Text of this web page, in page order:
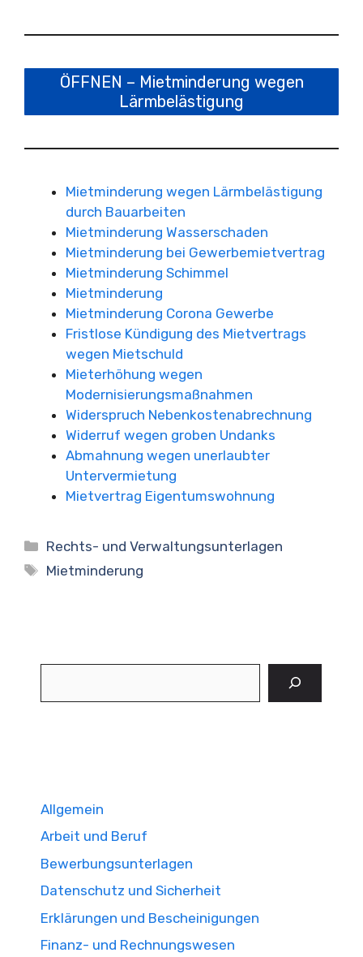
ÖFFNEN – Mietminderung wegen
Lärmbelästigung
Mietminderung wegen Lärmbelästigung
durch Bauarbeiten
Mietminderung Wasserschaden
Mietminderung bei Gewerbemietvertrag
Mietminderung Schimmel
Mietminderung
Mietminderung Corona Gewerbe
Fristlose Kündigung des Mietvertrags
wegen Mietschuld
Mieterhöhung wegen
Modernisierungsmaßnahmen
Widerspruch Nebenkostenabrechnung
Widerruf wegen groben Undanks
Abmahnung wegen unerlaubter
Untervermietung
Mietvertrag Eigentumswohnung
Kategorien
Rechts- und Verwaltungsunterlagen
Schlagwörter
Mietminderung
Allgemein
Arbeit und Beruf
Bewerbungsunterlagen
Datenschutz und Sicherheit
Erklärungen und Bescheinigungen
Finanz- und Rechnungswesen